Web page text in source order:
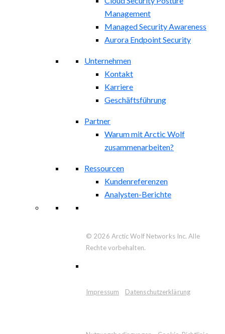
Management
Managed Security Awareness
Aurora Endpoint Security
Unternehmen
Kontakt
Karriere
Geschäftsführung
Partner
Warum mit Arctic Wolf
zusammenarbeiten?
Ressourcen
Kundenreferenzen
Analysten-Berichte
© 2026 Arctic Wolf Networks Inc. Alle
Rechte vorbehalten.
Impressum Datenschutzerklärung